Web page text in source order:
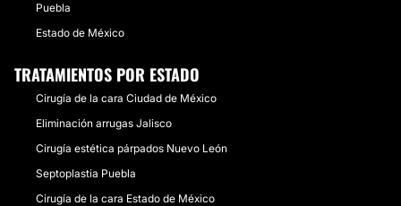
Puebla
Estado de México
TRATAMIENTOS POR ESTADO
Cirugía de la cara Ciudad de México
Eliminación arrugas Jalisco
Cirugía estética párpados Nuevo León
Septoplastia Puebla
Cirugía de la cara Estado de México